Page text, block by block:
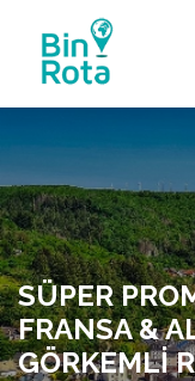
SÜPER
FRANSA &
GÖRKEMLI